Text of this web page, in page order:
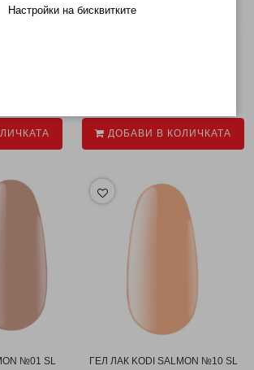
ДОБАВИ В КОЛИЧКАТА
№01 SL ГЕЛ ЛАК KODI SALMON №10 SL
Настройки на бисквитките